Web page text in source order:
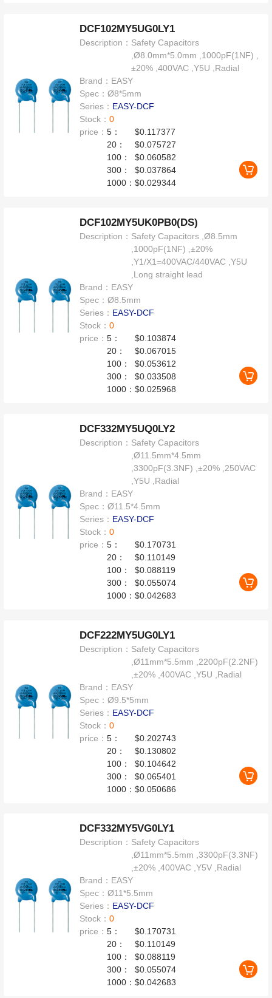
DCF102MY5UG0LY1
Description： Safety Capacitors
,Ø8.0mm*5.0mm ,1000pF(1NF) ,
±20% ,400VAC ,Y5U ,Radial
Brand： EASY
Spec：Ø8*5mm
Series： EASY-DCF
Stock：0
price：5：
$0.117377
20：
$0.075727
100：
$0.060582
300：
$0.037864
1000：$0.029344
DCF102MY5UK0PB0(DS)
Description： Safety Capacitors ,Ø8.5mm
,1000pF(1NF) ,±20%
,Y1/X1=400VAC/440VAC ,Y5U
,Long straight lead
Brand： EASY
Spec：Ø8.5mm
Series： EASY-DCF
Stock：0
price：5：
$0.103874
20：
$0.067015
100：
$0.053612
300：
$0.033508
1000：$0.025968
DCF332MY5UQ0LY2
Description： Safety Capacitors
,Ø11.5mm*4.5mm
,3300pF(3.3NF) ,±20% ,250VAC
,Y5U ,Radial
Brand： EASY
Spec：Ø11.5*4.5mm
Series： EASY-DCF
Stock：0
price：5：
$0.170731
20：
$0.110149
100：
$0.088119
300：
$0.055074
1000：$0.042683
DCF222MY5UG0LY1
Description： Safety Capacitors
,Ø11mm*5.5mm ,2200pF(2.2NF)
,±20% ,400VAC ,Y5U ,Radial
Brand： EASY
Spec：Ø9.5*5mm
Series： EASY-DCF
Stock：0
price：5：
$0.202743
20：
$0.130802
100：
$0.104642
300：
$0.065401
1000：$0.050686
DCF332MY5VG0LY1
Description： Safety Capacitors
,Ø11mm*5.5mm ,3300pF(3.3NF)
,±20% ,400VAC ,Y5V ,Radial
Brand： EASY
Spec：Ø11*5.5mm
Series： EASY-DCF
Stock：0
price：5：
$0.170731
20：
$0.110149
100：
$0.088119
300：
$0.055074
1000：$0.042683